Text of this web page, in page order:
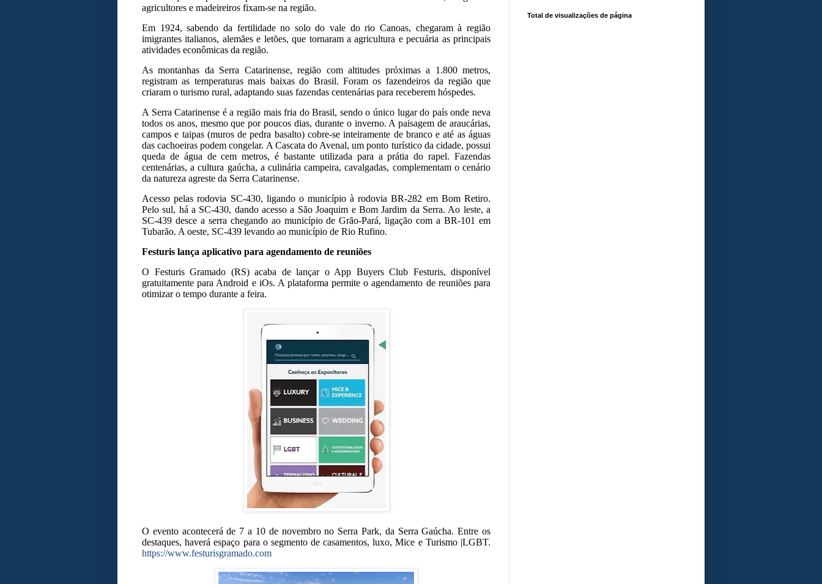
agricultores e madeireiros fixam-se na região.
Em 1924, sabendo da fertilidade no solo do vale do rio Canoas, chegaram à região
imigrantes italianos, alemães e letões, que tornaram a agricultura e pecuária as principais
atividades econômicas da região.
As montanhas da Serra Catarinense, região com altitudes próximas a 1.800 metros,
registram as temperaturas mais baixas do Brasil. Foram os fazendeiros da região que
criaram o turismo rural, adaptando suas fazendas centenárias para receberem hóspedes.
A Serra Catarinense é a região mais fria do Brasil, sendo o único lugar do país onde neva
todos os anos, mesmo que por poucos dias, durante o inverno. A paisagem de araucárias,
campos e taipas (muros de pedra basalto) cobre-se inteiramente de branco e até as águas
das cachoeiras podem congelar. A Cascata do Avenal, um ponto turístico da cidade, possui
queda de água de cem metros, é bastante utilizada para a prátia do rapel. Fazendas
centenárias, a cultura gaúcha, a culinária campeira, cavalgadas, complementam o cenário
da natureza agreste da Serra Catarinense.
Acesso pelas rodovia SC-430, ligando o município à rodovia BR-282 em Bom Retiro.
Pelo sul, há a SC-430, dando acesso a São Joaquim e Bom Jardim da Serra. Ao leste, a
SC-439 desce a serra chegando ao município de Grão-Pará, ligação com a BR-101 em
Tubarão. A oeste, SC-439 levando ao município de Rio Rufino.
Festuris lança aplicativo para agendamento de reuniões
O Festuris Gramado (RS) acaba de lançar o App Buyers Club Festuris, disponível
gratuitamente para Android e iOs. A plataforma permite o agendamento de reuniões para
otimizar o tempo durante a feira.
O evento acontecerá de 7 a 10 de novembro no Serra Park, da Serra Gaúcha. Entre os
destaques, haverá espaço para o segmento de casamentos, luxo, Mice e Turismo |LGBT.
https://www.festurisgramado.com
Total de visualizações de página